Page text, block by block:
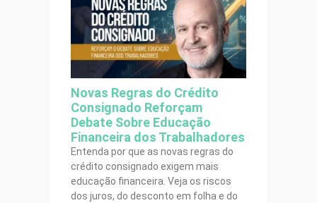
Novas Regras do Crédito
Consignado Reforçam
Debate Sobre Educação
Financeira dos Trabalhadores
Entenda por que as novas regras do
crédito consignado exigem mais
educação financeira. Veja os riscos
dos juros, do desconto em folha e do